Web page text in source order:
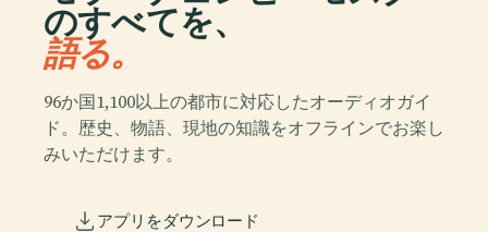
のすべてを、
語る。
96か国1,100以上の都市に対応したオーディオガイ
ド。歴史、物語、現地の知識をオフラインでお楽し
みいただけます。
アプリをダウンロード